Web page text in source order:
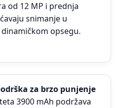
od 12 MP i prednja
snimanje u
opsegu.
za brzo punjenje
3900 mAh podržava